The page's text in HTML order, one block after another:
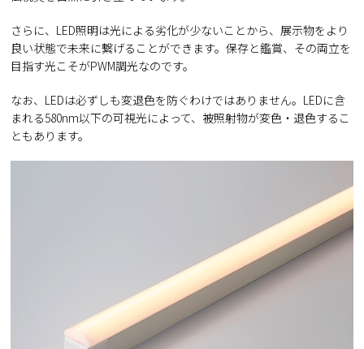
さらに、LED照明は光による劣化が少ないことから、展示物をより
良い状態で未来に繋げることができます。保存と鑑賞、その両立を
目指す光こそがPWM調光なのです。
なお、LEDは必ずしも変退色を防ぐわけではありません。LEDに含
まれる580nm以下の可視光によって、被照射物が変色・退色するこ
ともあります。